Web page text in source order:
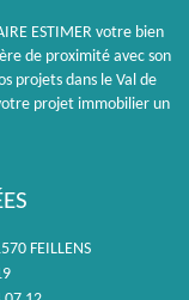
ESTIMER votre bien
de proximité avec son
projets dans le Val de
projet immobilier un
FEILLENS